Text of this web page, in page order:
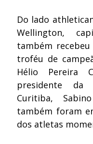
Do lado
Wellington,
também
troféu de
Hélio Pereira
presidente da
Curitiba,
também foram
dos atletas